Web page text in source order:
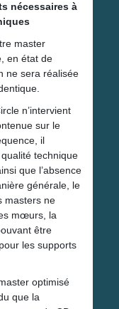
nécessaires à
master
en état de
ne sera réalisée
n’intervient
sur le
il
technique
que l’absence
générale, le
masters ne
mœurs, la
être
les supports
optimisé
que la